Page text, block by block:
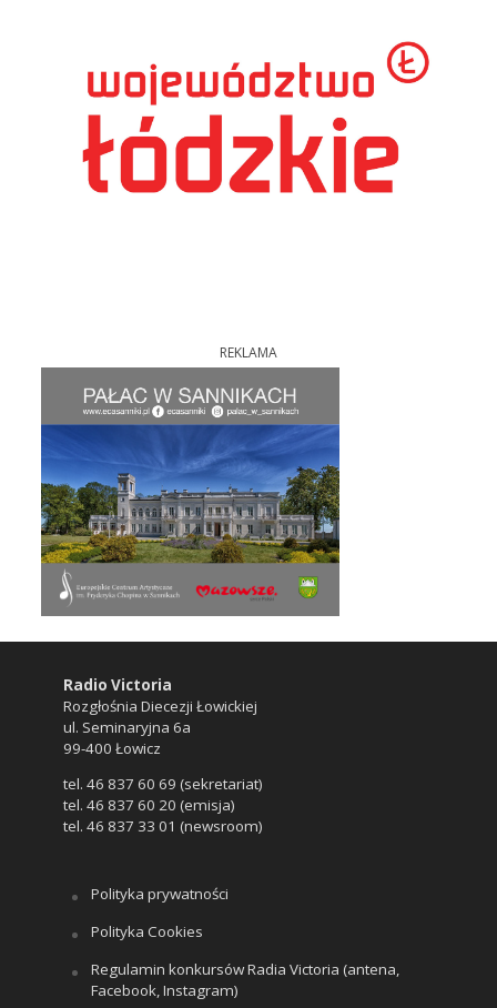
REKLAMA
Radio Victoria
Rozgłośnia Diecezji Łowickiej
ul. Seminaryjna 6a
99-400 Łowicz
tel. 46 837 60 69 (sekretariat)
tel. 46 837 60 20 (emisja)
tel. 46 837 33 01 (newsroom)
Polityka prywatności
Polityka Cookies
Regulamin konkursów Radia Victoria (antena,
Facebook, Instagram)